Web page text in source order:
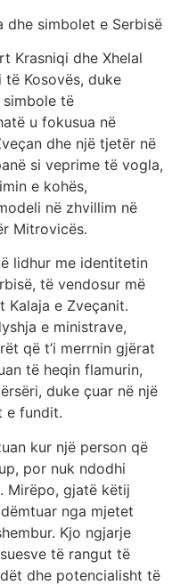
dhe simbolet e Serbisë
Krasniqi dhe Xhelal
të Kosovës, duke
të
u fokusua në
dhe një tjetër në
si veprime të vogla,
e kohës,
në zhvillim në
Mitrovicës.
lidhur me identitetin
të vendosur më
Kalaja e Zveçanit.
e ministrave,
që t’i merrnin gjërat
të heqin flamurin,
duke çuar në një
e fundit.
kur një person që
por nuk ndodhi
Mirëpo, gjatë këtij
nga mjetet
Kjo ngjarje
të rangut të
dhe potencialisht të